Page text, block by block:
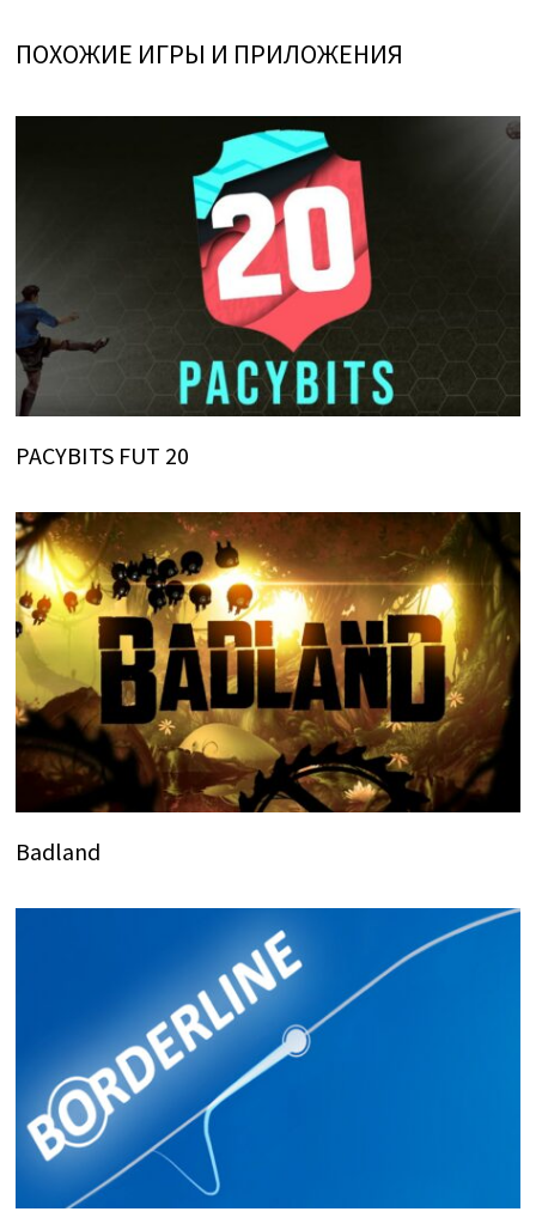
ПОХОЖИЕ ИГРЫ И ПРИЛОЖЕНИЯ
PACYBITS FUT 20
Badland